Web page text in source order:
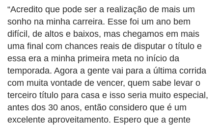
“Acredito que pode ser a realização de mais um
sonho na minha carreira. Esse foi um ano bem
difícil, de altos e baixos, mas chegamos em mais
uma final com chances reais de disputar o título e
essa era a minha primeira meta no início da
temporada. Agora a gente vai para a última corrida
com muita vontade de vencer, quem sabe levar o
terceiro título para casa e isso seria muito especial,
antes dos 30 anos, então considero que é um
excelente aproveitamento. Espero que a gente